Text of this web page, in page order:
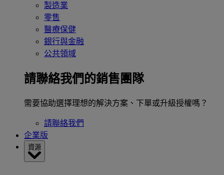
製造業
零售
醫療保健
銀行與金融
公共領域
請聯絡我們的銷售團隊
需要協助選擇理想的解決方案、下單或升級授權嗎？
請聯絡我們
企業版
資源